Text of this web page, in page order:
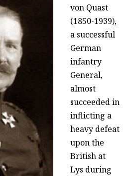
von Quast
(1850-1939),
a successful
German
infantry
General,
almost
succeeded in
inflicting a
heavy defeat
upon the
British at
Lys during